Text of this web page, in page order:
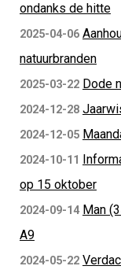
ondanks de hitte
2025-04-06
natuurbranden
2025-03-22 Dode
2024-12-28
2024-12-05
2024-10-11
op 15 oktober
2024-09-14 Man
A9
2024-05-22